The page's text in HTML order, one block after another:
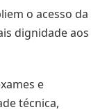
o acesso da
dignidade aos
e
técnica,